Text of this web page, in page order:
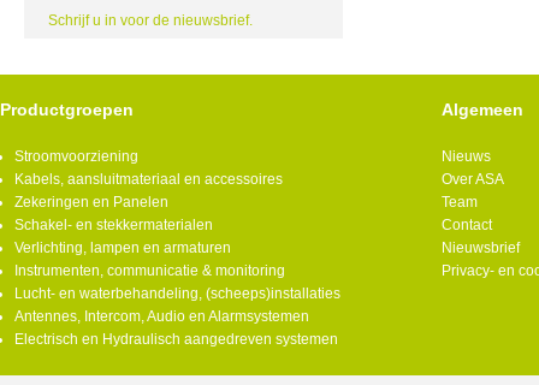
Schrijf u in voor de nieuwsbrief.
Productgroepen
Stroomvoorziening
Kabels, aansluitmateriaal en accessoires
Zekeringen en Panelen
Schakel- en stekkermaterialen
Verlichting, lampen en armaturen
Instrumenten, communicatie & monitoring
Lucht- en waterbehandeling, (scheeps)installaties
Antennes, Intercom, Audio en Alarmsystemen
Electrisch en Hydraulisch aangedreven systemen
Algemeen
Nieuws
Over ASA
Team
Contact
Nieuwsbrief
Privacy- en